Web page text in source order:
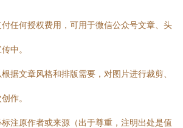
付任何授权费用，可用于微信公众号文章、头
中。
根据文章风格和排版需要，对图片进行裁剪、
作。
标注原作者或来源（出于尊重，注明出处是值